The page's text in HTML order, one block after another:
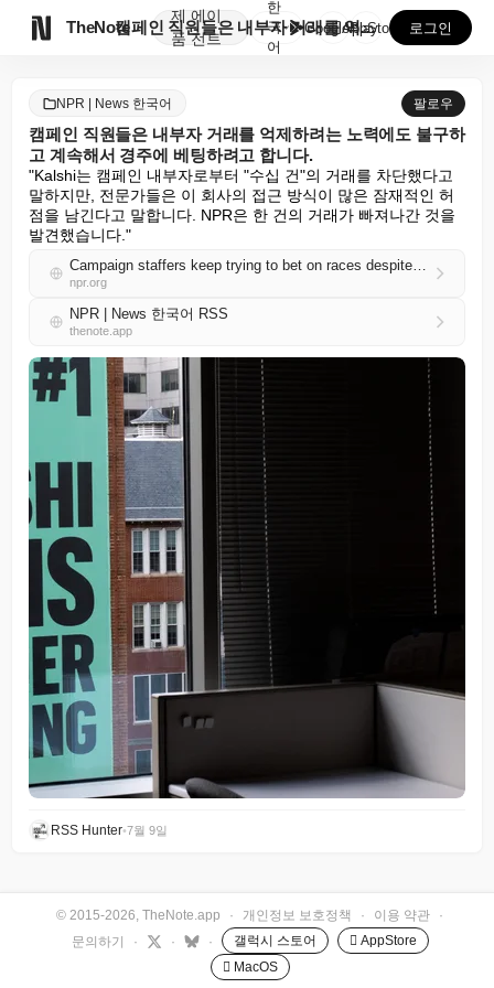
TheNote
제
품
에이
전트
캠페인 직원들은 내부자 거래를 억제하려는 노력에도 불구...
한
국
어
GooglePlay
AppStore 로그인
NPR | News 한국어 팔로우
캠페인 직원들은 내부자 거래를 억제하려는 노력에도 불구하
고 계속해서 경주에 베팅하려고 합니다.
"Kalshi는 캠페인 내부자로부터 "수십 건"의 거래를 차단했다고
말하지만, 전문가들은 이 회사의 접근 방식이 많은 잠재적인 허
점을 남긴다고 말합니다. NPR은 한 건의 거래가 빠져나간 것을
발견했습니다."
Campaign staffers keep trying to bet on races despite push to curb insider trading
npr.org
NPR | News 한국어 RSS
thenote.app
RSS Hunter•7월 9일
© 2015-2026, TheNote.app · 개인정보 보호정책 · 이용 약관
·
문의하기
· · · 갤럭시 스토어
 AppStore
 MacOS